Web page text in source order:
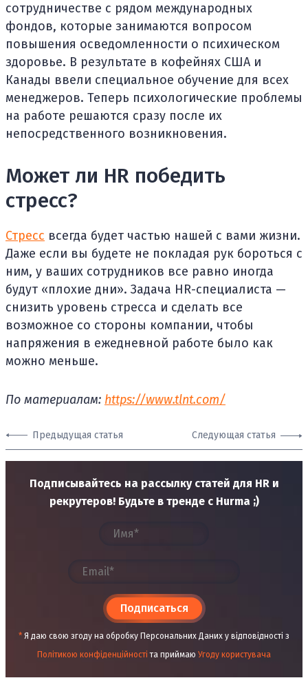
сотрудничестве с рядом международных
фондов, которые занимаются вопросом
повышения осведомленности о психическом
здоровье. В результате в кофейнях США и
Канады ввели специальное обучение для всех
менеджеров. Теперь психологические проблемы
на работе решаются сразу после их
непосредственного возникновения.
Может ли HR победить
стресс?
Стресс всегда будет частью нашей с вами жизни.
Даже если вы будете не покладая рук бороться с
ним, у ваших сотрудников все равно иногда
будут «плохие дни». Задача HR-специалиста —
снизить уровень стресса и сделать все
возможное со стороны компании, чтобы
напряжения в ежедневной работе было как
можно меньше.
По материалам: https://www.tlnt.com/
Предыдущая статья Следующая статья
Подписывайтесь на рассылку статей для HR и
рекрутеров! Будьте в тренде с Hurma ;)
Подписаться
* Я даю свою згоду на обробку Персональних Даних у відповідності з
Політикою конфіденційності та приймаю Угоду користувача